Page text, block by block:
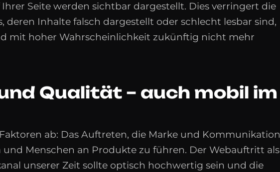
Seite werden sichtbar dargestellt. Dies verringert die
deren Inhalte falsch dargestellt oder schlecht lesbar sind,
mit hoher Wahrscheinlichkeit zukünftig nicht mehr
Qualität – auch mobil im
ab: Das Auftreten, die Marke und Kommunikation
Menschen an Produkte zu führen. Der Webauftritt als
unserer Zeit sollte optisch hochwertig sein und die